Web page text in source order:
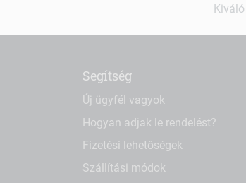
Segítség
Új ügyfél vagyok
Hogyan adjak le rendelést?
Fizetési lehetőségek
Szállítási módok